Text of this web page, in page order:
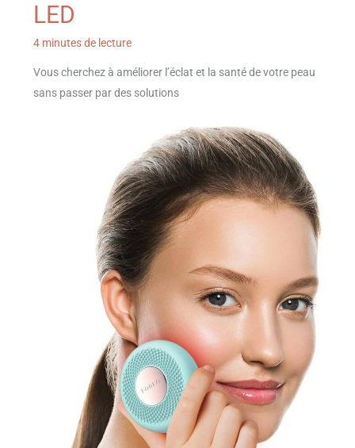
LED
4 minutes de lecture
Vous cherchez à améliorer l’éclat et la santé de votre peau
sans passer par des solutions